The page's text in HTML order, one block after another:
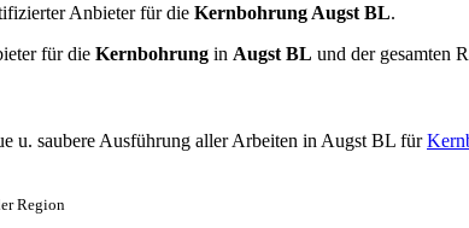
Anbieter für die Kernbohrung Augst BL.
für die Kernbohrung in Augst BL und der gesamten
u. saubere Ausführung aller Arbeiten in Augst BL für
Region